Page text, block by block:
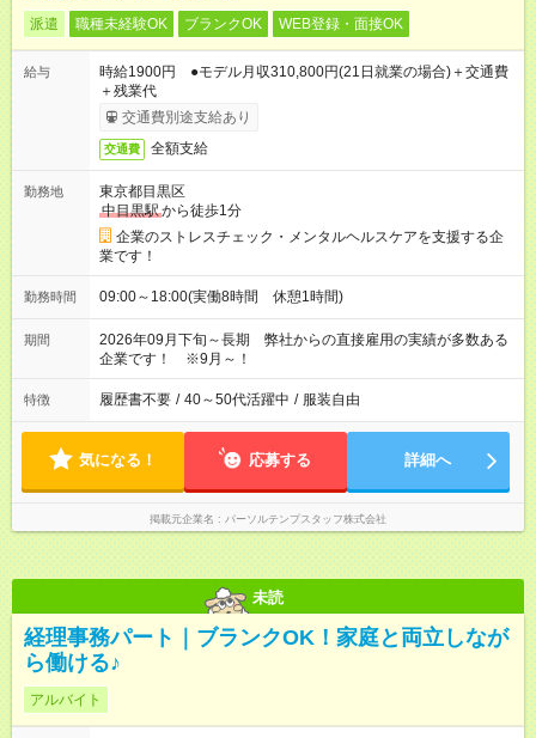
派遣 職種未経験OK ブランクOK WEB登録・面接OK
給与
時給1900円 ●モデル月収310,800円(21日就業の場合)＋交通費
＋残業代
交通費別途支給あり
交通費 全額支給
勤務地
東京都目黒区
中目黒駅から徒歩1分
企業のストレスチェック・メンタルヘルスケアを支援する企
業です！
勤務時間 09:00～18:00(実働8時間 休憩1時間)
期間
2026年09月下旬～長期 弊社からの直接雇用の実績が多数ある
企業です！ ※9月～！
特徴 履歴書不要 / 40～50代活躍中 / 服装自由
気になる！ 応募する 詳細へ
掲載元企業名 パーソルテンプスタッフ株式会社
未読
経理事務パート｜ブランクOK！家庭と両立しなが
ら働ける♪
アルバイト